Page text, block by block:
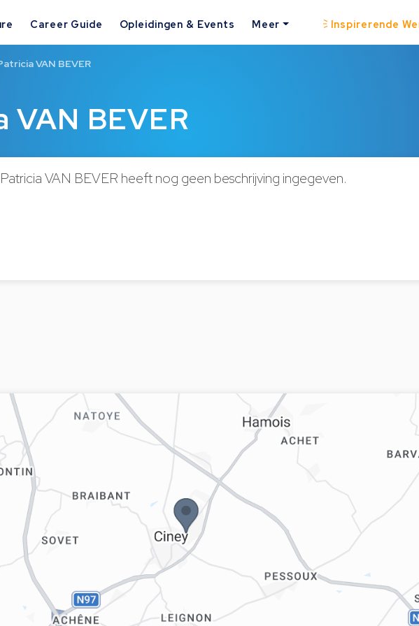
Career Guide Opleidingen & Events Meer Inspirerende
BEVER
VAN BEVER
VAN BEVER heeft nog geen beschrijving ingegeven.